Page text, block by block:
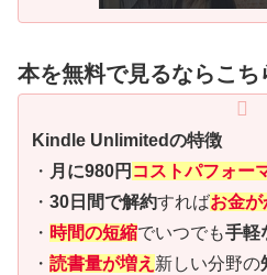
本を無料で見るならこち
Kindle Unlimitedの特徴
・ 月に980円 コストパフォー
・ 30日間で解約すればお金
・ 時間の短縮でいつでも手軽
・ 読書量が増え 新しい分野の